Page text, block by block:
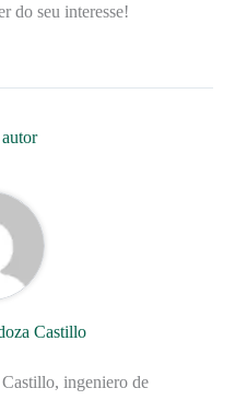
do seu interesse!
Castillo
ingeniero de